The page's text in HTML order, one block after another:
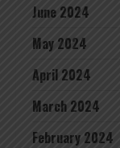
June 2024
May 2024
April 2024
March 2024
February 2024